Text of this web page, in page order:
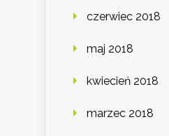
czerwiec 2018
maj 2018
kwiecień 2018
marzec 2018